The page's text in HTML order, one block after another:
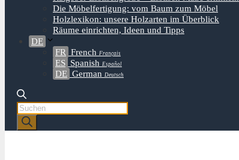
Die Möbelfertigung: vom Baum zum Möbel
Holzlexikon: unsere Holzarten im Überblick
Räume einrichten, Ideen und Tipps
DE
FR French Français
ES Spanish Español
DE German Deutsch
Products
search